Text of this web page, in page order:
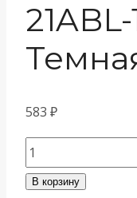
583 ₽
Количество
товара
В корзину